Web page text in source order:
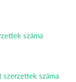
száma
száma